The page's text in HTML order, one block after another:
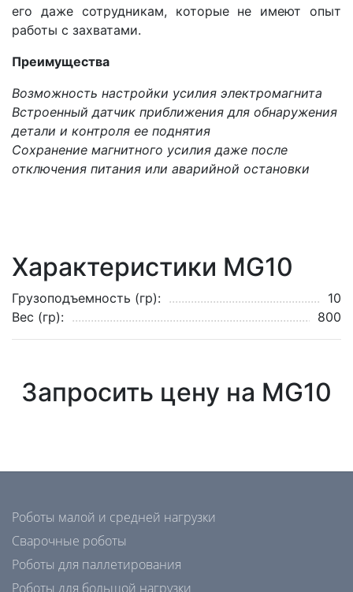
его даже сотрудникам, которые не имеют опыт
работы с захватами.
Преимущества
Возможность настройки усилия электромагнита
Встроенный датчик приближения для обнаружения
детали и контроля ее поднятия
Сохранение магнитного усилия даже после
отключения питания или аварийной остановки
Характеристики MG10
Грузоподъемность (гр):
10
Вес (гр):
800
Запросить цену на MG10
Роботы малой и средней нагрузки
Сварочные роботы
Роботы для паллетирования
Роботы для большой нагрузки